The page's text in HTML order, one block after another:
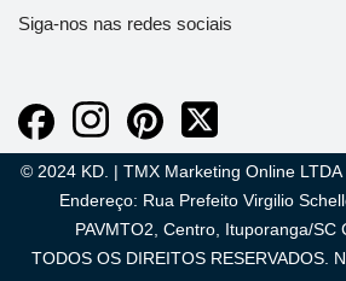
Siga-nos nas redes sociais
© 2024 KD. | TMX Marketing Online LTDA
Endereço: Rua Prefeito Virgilio
PAVMTO2, Centro, Ituporanga/SC
TODOS OS DIREITOS RESERVADOS.